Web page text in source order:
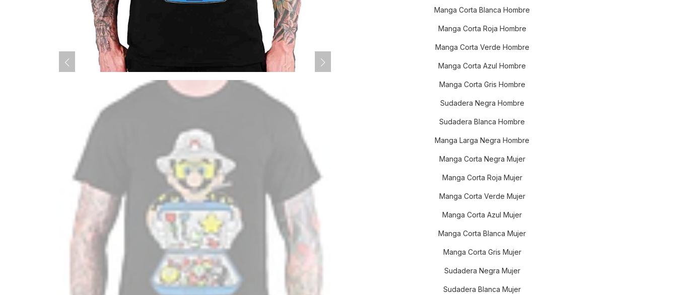
Manga Corta Blanca Hombre
Manga Corta Roja Hombre
Manga Corta Verde Hombre
Manga Corta Azul Hombre
Manga Corta Gris Hombre
Sudadera Negra Hombre
Sudadera Blanca Hombre
Manga Larga Negra Hombre
Manga Corta Negra Mujer
Manga Corta Roja Mujer
Manga Corta Verde Mujer
Manga Corta Azul Mujer
Manga Corta Blanca Mujer
Manga Corta Gris Mujer
Sudadera Negra Mujer
Sudadera Blanca Mujer